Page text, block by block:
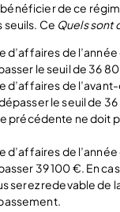
de ce
Ce Quels sont
d’affaires de
le seuil de 36
d’affaires de
le seuil de
précédente ne doit
d’affaires de l’année
39 100 €. En
serez redevable de